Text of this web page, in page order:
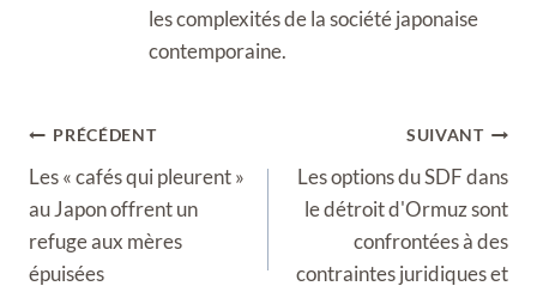
les complexités de la société japonaise
contemporaine.
Navigation
de
l’article
PRÉCÉDENT
Les « cafés qui pleurent »
au Japon offrent un
refuge aux mères
épuisées
SUIVANT
Les options du SDF dans
le détroit d'Ormuz sont
confrontées à des
contraintes juridiques et